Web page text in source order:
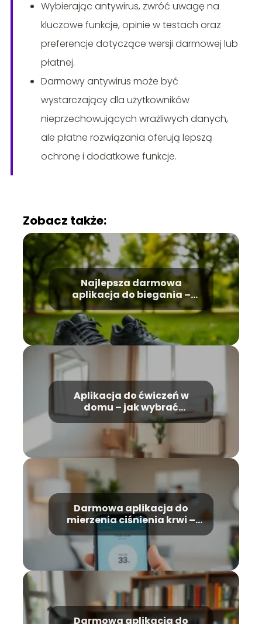
Wybierając antywirus, zwróć uwagę na
kluczowe funkcje, opinie w testach oraz
preferencje dotyczące wersji darmowej lub
płatnej.
Darmowy antywirus może być
wystarczający dla użytkowników
nieprzechowujących wrażliwych danych,
ale płatne rozwiązania oferują lepszą
ochronę i dodatkowe funkcje.
Zobacz także:
Najlepsza darmowa
aplikacja do biegania –
która z nich wybrać?
Aplikacja do ćwiczeń w
domu – jak wybrać
najlepszą?
Darmowa aplikacja do
mierzenia ciśnienia krwi –
jak działa?
Darmowa aplikacja do